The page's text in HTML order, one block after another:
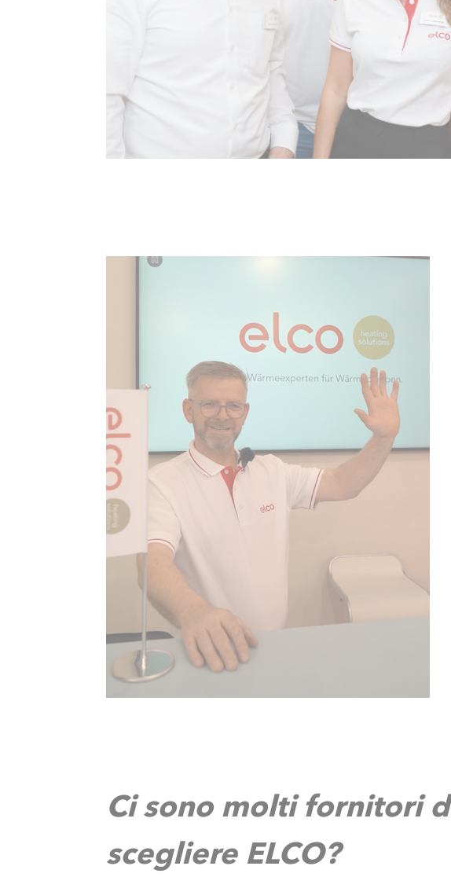
Ci sono molti fornitori
scegliere ELCO?